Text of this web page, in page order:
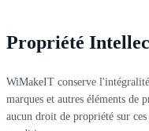
Propriété
WiMakeIT conserve
marques et autres éléments
aucun droit de propriété sur ces